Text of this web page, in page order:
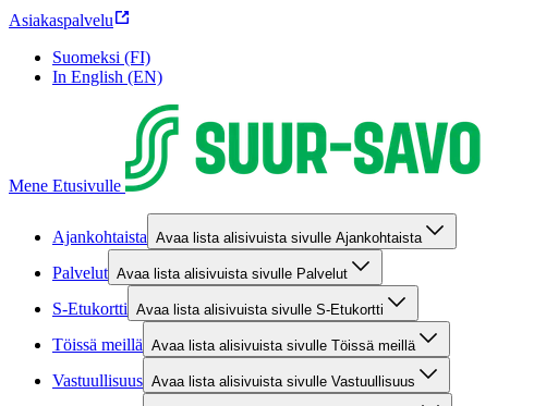
Asiakaspalvelu
Suomeksi (FI)
In English (EN)
Mene Etusivulle
Ajankohtaista Avaa lista alisivuista sivulle Ajankohtaista
Palvelut Avaa lista alisivuista sivulle Palvelut
S-Etukortti Avaa lista alisivuista sivulle S-Etukortti
Töissä meillä Avaa lista alisivuista sivulle Töissä meillä
Vastuullisuus Avaa lista alisivuista sivulle Vastuullisuus